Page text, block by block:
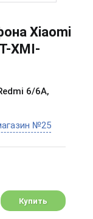
Xiaomi
XMI-
6/6A,
№25